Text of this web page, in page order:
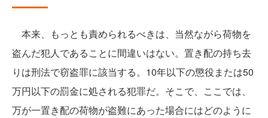
本来、もっとも責められるべきは、当然ながら荷物を
盗んだ犯人であることに間違いはない。置き配の持ち去
りは刑法で窃盗罪に該当する。10年以下の懲役または50
万円以下の罰金に処される犯罪だ。そこで、ここでは、
万が一置き配の荷物が盗難にあった場合にはどのように